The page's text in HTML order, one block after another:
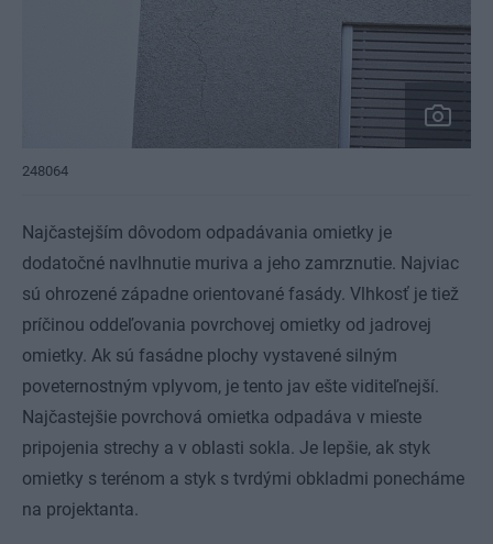
248064
Najčastejším dôvodom odpadávania omietky je
dodatočné navlhnutie muriva a jeho zamrznutie. Najviac
sú ohrozené západne orientované fasády. Vlhkosť je tiež
príčinou oddeľovania povrchovej omietky od jadrovej
omietky. Ak sú fasádne plochy vystavené silným
poveternostným vplyvom, je tento jav ešte viditeľnejší.
Najčastejšie povrchová omietka odpadáva v mieste
pripojenia strechy a v oblasti sokla. Je lepšie, ak styk
omietky s terénom a styk s tvrdými obkladmi ponecháme
na projektanta.